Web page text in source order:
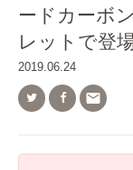
ードカーボ
レットで登
2019.06.24
